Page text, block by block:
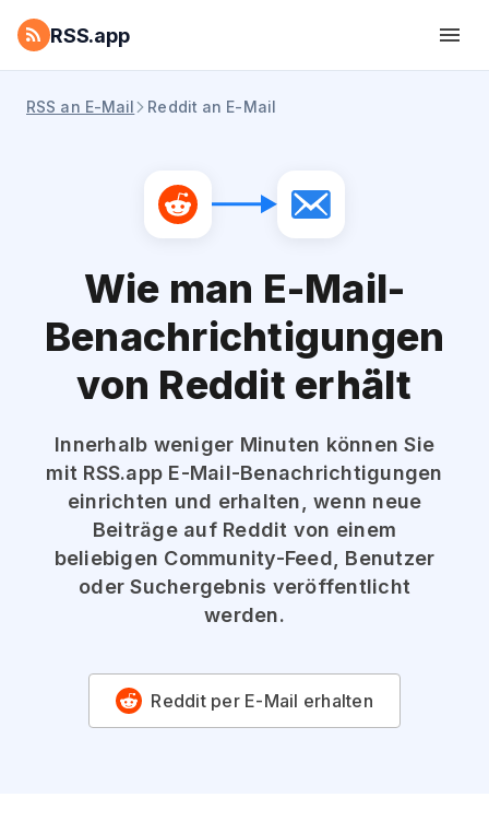
RSS.app
RSS an E-Mail Reddit an E-Mail
Wie man E-Mail-
Benachrichtigungen
von Reddit erhält
Innerhalb weniger Minuten können Sie
mit RSS.app E-Mail-Benachrichtigungen
einrichten und erhalten, wenn neue
Beiträge auf Reddit von einem
beliebigen Community-Feed, Benutzer
oder Suchergebnis veröffentlicht
werden.
Reddit per E-Mail erhalten